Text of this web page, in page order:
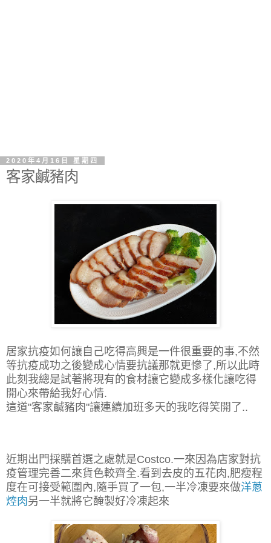
2020年4月16日 星期四
客家鹹豬肉
居家抗疫如何讓自己吃得高興是一件很重要的事,不然
等抗疫成功之後變成心情要抗議那就更慘了,所以此時
此刻我總是試著將現有的食材讓它變成多樣化讓吃得
開心來帶給我好心情.
這道"客家鹹豬肉"讓連續加班多天的我吃得笑開了..
近期出門採購首選之處就是Costco.一來因為店家對抗
疫管理完善二來貨色較齊全.看到去皮的五花肉,肥瘦程
度在可接受範圍內,隨手買了一包,一半冷凍要來做洋蔥
焢肉 另一半就將它醃製好冷凍起來